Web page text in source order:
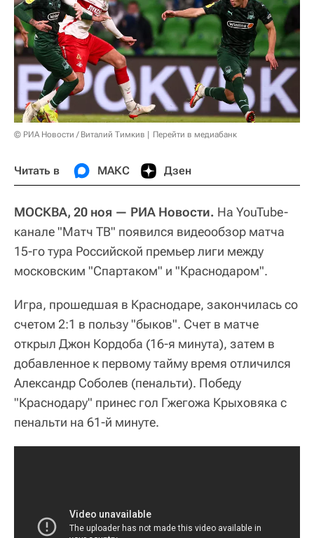
© РИА Новости / Виталий Тимкив Перейти в медиабанк
Читать в МАКС Дзен
МОСКВА, 20 ноя — РИА Новости. На YouTube-
канале "Матч ТВ" появился видеообзор матча
15-го тура Российской премьер лиги между
московским "Спартаком" и "Краснодаром".
Игра, прошедшая в Краснодаре, закончилась со
счетом 2:1 в пользу "быков". Счет в матче
открыл Джон Кордоба (16-я минута), затем в
добавленное к первому тайму время отличился
Александр Соболев (пенальти). Победу
"Краснодару" принес гол Гжегожа Крыховяка с
пенальти на 61-й минуте.